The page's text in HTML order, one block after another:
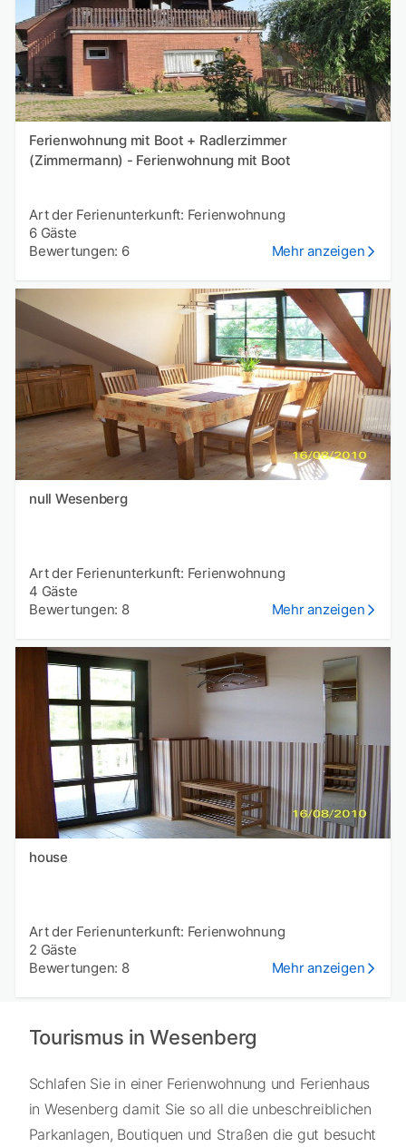
Ferienwohnung mit Boot + Radlerzimmer
(Zimmermann) - Ferienwohnung mit Boot
Art der Ferienunterkunft: Ferienwohnung
6 Gäste
Bewertungen: 6
Mehr anzeigen
null Wesenberg
Art der Ferienunterkunft: Ferienwohnung
4 Gäste
Bewertungen: 8
Mehr anzeigen
house
Art der Ferienunterkunft: Ferienwohnung
2 Gäste
Bewertungen: 8
Mehr anzeigen
Tourismus in Wesenberg
Schlafen Sie in einer Ferienwohnung und Ferienhaus
in Wesenberg damit Sie so all die unbeschreiblichen
Parkanlagen, Boutiquen und Straßen die gut besucht